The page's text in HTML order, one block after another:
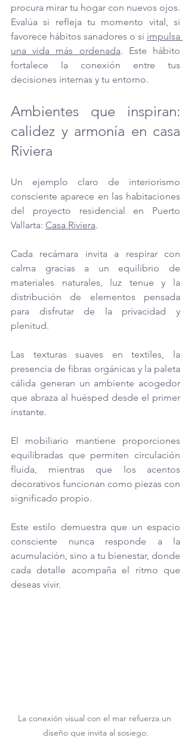
procura mirar tu hogar con nuevos ojos.
Evalúa si refleja tu momento vital, si
favorece hábitos sanadores o si impulsa
una vida más ordenada. Este hábito
fortalece la conexión entre tus
decisiones internas y tu entorno.
Ambientes que inspiran:
calidez y armonía en casa
Riviera
Un ejemplo claro de interiorismo
consciente aparece en las habitaciones
del proyecto residencial en Puerto
Vallarta: Casa Riviera.
Cada recámara invita a respirar con
calma gracias a un equilibrio de
materiales naturales, luz tenue y la
distribución de elementos pensada
para disfrutar de la privacidad y
plenitud.
Las texturas suaves en textiles, la
presencia de fibras orgánicas y la paleta
cálida generan un ambiente acogedor
que abraza al huésped desde el primer
instante.
El mobiliario mantiene proporciones
equilibradas que permiten circulación
fluida, mientras que los acentos
decorativos funcionan como piezas con
significado propio.
Este estilo demuestra que un espacio
consciente nunca responde a la
acumulación, sino a tu bienestar, donde
cada detalle acompaña el ritmo que
deseas vivir.
La conexión visual con el mar refuerza un
diseño que invita al sosiego.